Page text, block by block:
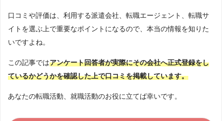
口コミや評価は、利用する派遣会社、転職エージェント、転職サ
イトを選ぶ上で重要なポイントになるので、本当の情報を知りた
いですよね。
この記事ではアンケート回答者が実際にその会社へ正式登録をし
ているかどうかを確認した上で口コミを掲載しています。
あなたの転職活動、就職活動のお役に立てば幸いです。